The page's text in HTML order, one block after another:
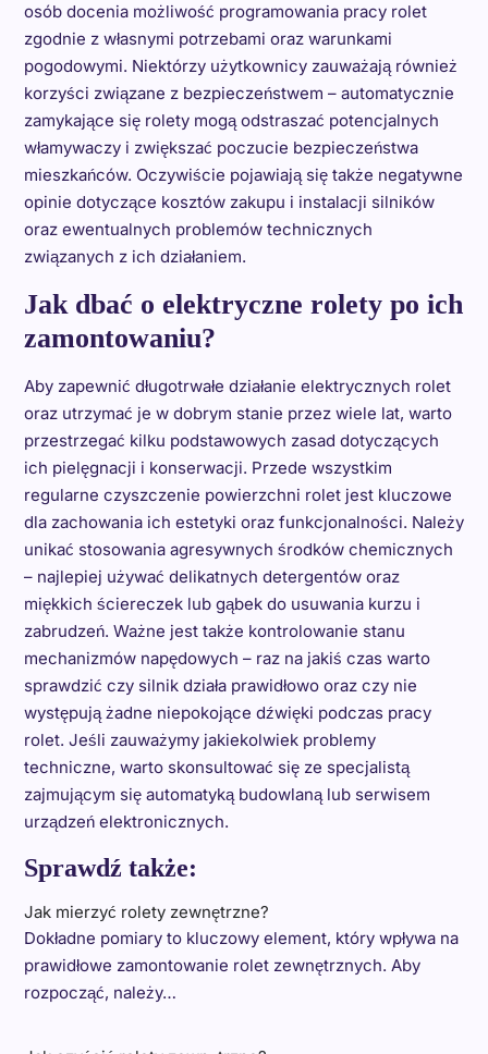
osób docenia możliwość programowania pracy rolet
zgodnie z własnymi potrzebami oraz warunkami
pogodowymi. Niektórzy użytkownicy zauważają również
korzyści związane z bezpieczeństwem – automatycznie
zamykające się rolety mogą odstraszać potencjalnych
włamywaczy i zwiększać poczucie bezpieczeństwa
mieszkańców. Oczywiście pojawiają się także negatywne
opinie dotyczące kosztów zakupu i instalacji silników
oraz ewentualnych problemów technicznych
związanych z ich działaniem.
Jak dbać o elektryczne rolety po ich
zamontowaniu?
Aby zapewnić długotrwałe działanie elektrycznych rolet
oraz utrzymać je w dobrym stanie przez wiele lat, warto
przestrzegać kilku podstawowych zasad dotyczących
ich pielęgnacji i konserwacji. Przede wszystkim
regularne czyszczenie powierzchni rolet jest kluczowe
dla zachowania ich estetyki oraz funkcjonalności. Należy
unikać stosowania agresywnych środków chemicznych
– najlepiej używać delikatnych detergentów oraz
miękkich ściereczek lub gąbek do usuwania kurzu i
zabrudzeń. Ważne jest także kontrolowanie stanu
mechanizmów napędowych – raz na jakiś czas warto
sprawdzić czy silnik działa prawidłowo oraz czy nie
występują żadne niepokojące dźwięki podczas pracy
rolet. Jeśli zauważymy jakiekolwiek problemy
techniczne, warto skonsultować się ze specjalistą
zajmującym się automatyką budowlaną lub serwisem
urządzeń elektronicznych.
Sprawdź także:
Jak mierzyć rolety zewnętrzne?
Dokładne pomiary to kluczowy element, który wpływa na
prawidłowe zamontowanie rolet zewnętrznych. Aby
rozpocząć, należy…